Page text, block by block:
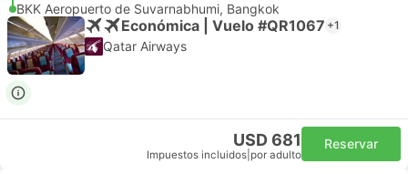
BKK Aeropuerto de Suvarnabhumi, Bangkok
Económica | Vuelo #QR1067 +1
Qatar Airways
USD 681
Impuestos incluidos por adulto
Reservar